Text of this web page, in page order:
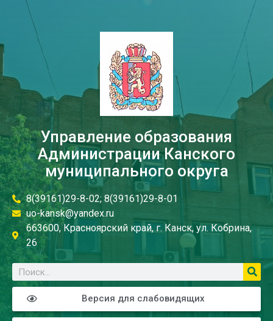
Управление образования
Администрации Канского
муниципального округа
8(39161)29-8-02; 8(39161)29-8-01
uo-kansk@yandex.ru
663600, Красноярский край, г. Канск, ул. Кобрина,
26
Версия для слабовидящих